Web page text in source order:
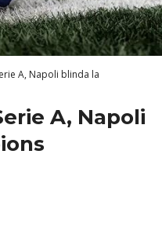
A, Napoli blinda la
A, Napoli